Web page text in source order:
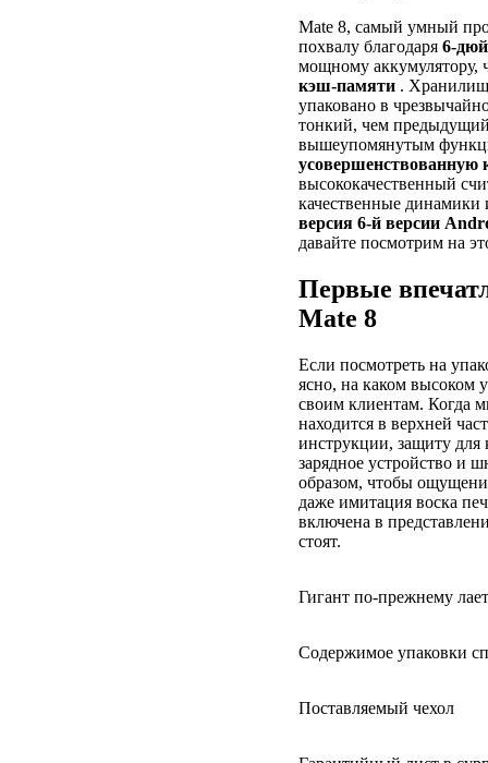
Mate 8, самый умный
похвалу благодаря 6-
мощному
кэш-памяти .
упаковано в
тонкий, чем
вышеупомянутым
усовершенствованную
высококачественный
качественные динамики
версия 6-й версии
давайте посмотрим на
Первые
Mate 8
Если посмотреть на
ясно, на каком высоком
своим клиентам. Когда
находится в верхней
инструкции, защиту
зарядное устройство и
образом, чтобы
даже имитация воска
включена в
стоят.
Гигант по-прежнему лает
Содержимое упаковки
Поставляемый чехол